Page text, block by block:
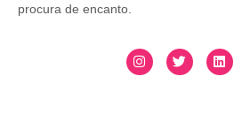
procura de encanto.